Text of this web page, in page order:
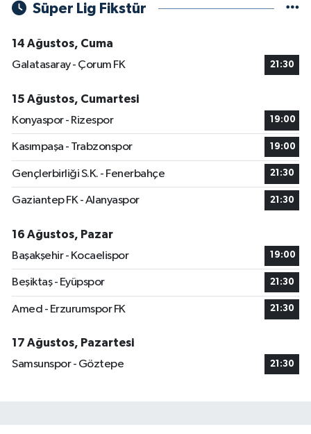
Süper Lig Fikstür
14 Ağustos, Cuma
Galatasaray - Çorum FK
21:30
15 Ağustos, Cumartesi
Konyaspor - Rizespor
19:00
Kasımpaşa - Trabzonspor 19:00
Gençlerbirliği S.K. - Fenerbahçe 21:30
Gaziantep FK - Alanyaspor 21:30
16 Ağustos, Pazar
Başakşehir - Kocaelispor
19:00
Beşiktaş - Eyüpspor 21:30
Amed - Erzurumspor FK 21:30
17 Ağustos, Pazartesi
Samsunspor - Göztepe
21:30